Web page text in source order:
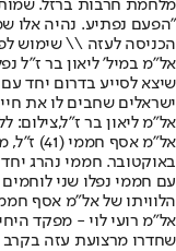
מלחמת חרבות ברזל.
״הפעם נפתיע. נהיה אלו
הכניסה לעזה \\ שימוש לפי סעיף 27א לחוק
ישראלים שחבים לו את
אל"מ ליאון בר ז"ל,צילום:
באוקטובר. חממי נהרג
עם חממי נפלו שני
הלוויתו של אל"מ אסף
אל"מ רועי לוי - מפקד
שחדרו מרצועת עזה